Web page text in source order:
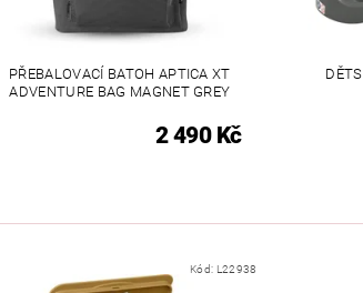
PŘEBALOVACÍ BATOH APTICA XT
ADVENTURE BAG MAGNET GREY
2 490 Kč
Kód: L22938